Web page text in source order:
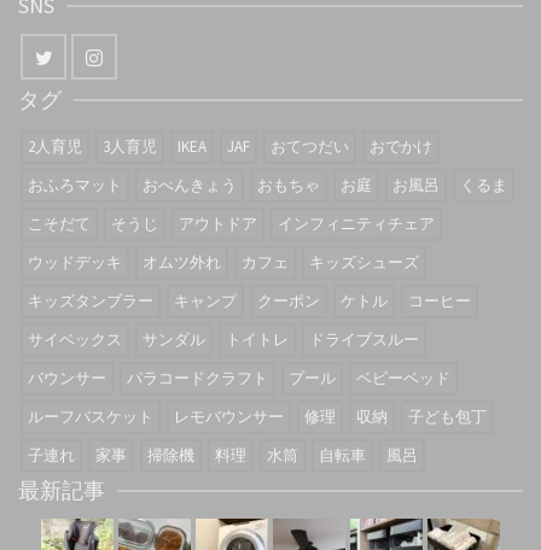
タグ
2人育児 3人育児 IKEA JAF おてつだい
おでかけ
おふろマット
おべんきょう おもちゃ お庭 お風呂
くるま
こそだて
そうじ アウトドア
インフィニティチェア
ウッドデッキ
オムツ外れ カフェ
キッズシューズ
キッズタンブラー
キャンプ クーポン ケトル
コーヒー
サイベックス
サンダル トイトレ
ドライブスルー
バウンサー
パラコードクラフト プール
ベビーベッド
ルーフバスケット
レモバウンサー 修理 収納
子ども包丁
子連れ
家事 掃除機 料理 水筒 自転車 風呂
最新記事